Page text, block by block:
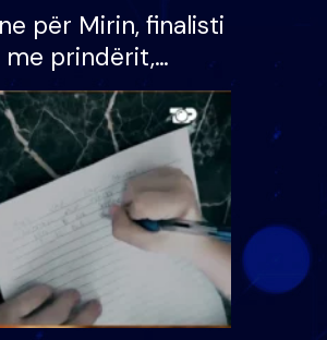
për Mirin, finalisti
me prindërit,
bashkëshorten:
letër divorci